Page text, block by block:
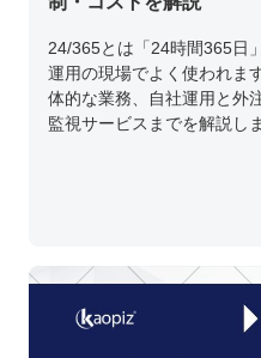
ブログ
24/365とは？システム
制・コストを解説